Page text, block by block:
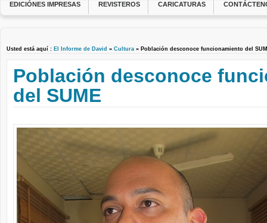
EDICIÓNES IMPRESAS REVISTEROS CARICATURAS
Usted está aquí : El Informe de David » Cultura » Población desconoce funcionamiento del
Población desconoce
del SUME